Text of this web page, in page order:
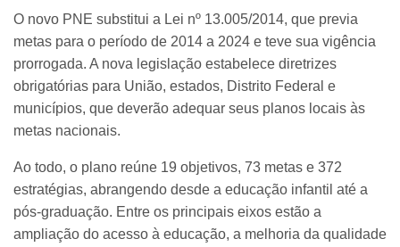
O novo PNE substitui a Lei nº 13.005/2014, que previa
metas para o período de 2014 a 2024 e teve sua vigência
prorrogada. A nova legislação estabelece diretrizes
obrigatórias para União, estados, Distrito Federal e
municípios, que deverão adequar seus planos locais às
metas nacionais.
Ao todo, o plano reúne 19 objetivos, 73 metas e 372
estratégias, abrangendo desde a educação infantil até a
pós-graduação. Entre os principais eixos estão a
ampliação do acesso à educação, a melhoria da qualidade